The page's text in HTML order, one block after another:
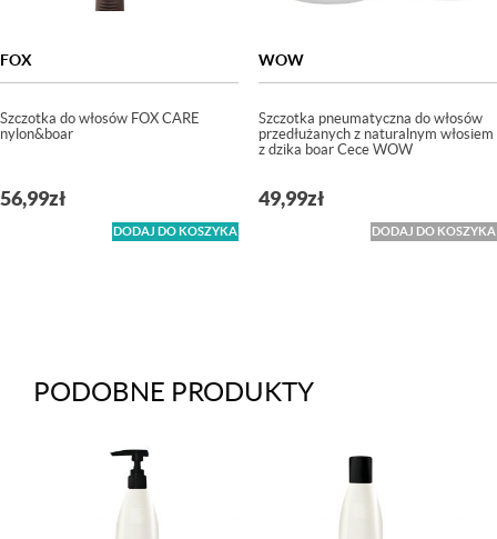
FOX
Szczotka do włosów FOX CARE
nylon&boar
56,99zł
DODAJ DO KOSZYKA
WOW
Szczotka pneumatyczna do włosów
przedłużanych z naturalnym włosiem
z dzika boar Cece WOW
49,99zł
DODAJ DO KOSZYKA
PODOBNE PRODUKTY